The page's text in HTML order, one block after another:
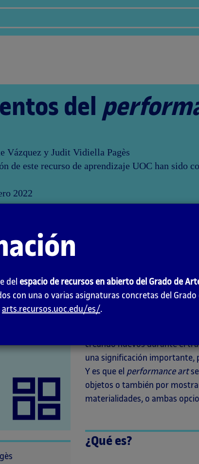
del
Vázquez y Judit Vidiella Pagès
de este recurso de aprendizaje UOC han sido
2022
Aunque el cuerpo es el
se exploran variables, como
materialidades juegan
creando nuevos durante el
una significación importante,
Y es que el performance art
objetos o también por
materialidades, o ambas
¿Qué es?
del espacio de recursos en abierto del Grado de
con una o varias asignaturas concretas del
arts.recursos.uoc.edu/es/.